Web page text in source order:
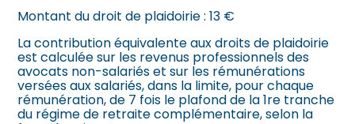
Montant du droit de plaidoirie :13 €
La contribution équivalente aux droits de plaidoirie
est calculée sur les revenus professionnels des
avocats non-salariés et sur les rémunérations
versées aux salariés, dans la limite, pour chaque
rémunération, de 7 fois le plafond de la 1re tranche
du régime de retraite complémentaire, selon la